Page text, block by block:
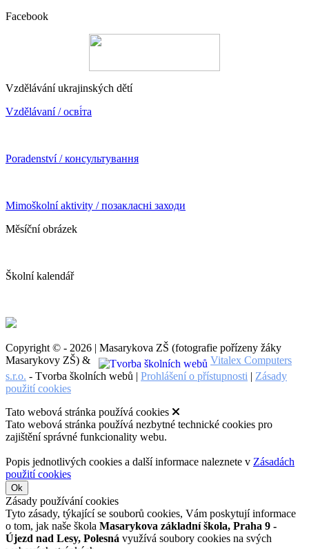
Facebook
Vzdělávání ukrajinských dětí
Vzdělávaní / осві́та
Poradenství / консультування
Mimoškolní aktivity / позакласні заходи
Měsíční obrázek
Školní kalendář
Copyright © - 2026 | Masarykova ZŠ (fotografie pořízeny žáky
Masarykovy ZŠ) &
Vitalex Computers
s.r.o. - Tvorba školních webů | Prohlášení o přístupnosti | Zásady
použití cookies
Tato webová stránka používá cookies
Tato webová stránka používá nezbytné technické cookies pro
zajištění správné funkcionality webu.
Popis jednotlivých cookies a další informace naleznete v Zásadách
použití cookies
Ok
Zásady používání cookies
Tyto zásady, týkající se souborů cookies, Vám poskytují informace
o tom, jak naše škola Masarykova základní škola, Praha 9 -
Újezd nad Lesy, Polesná využívá soubory cookies na svých